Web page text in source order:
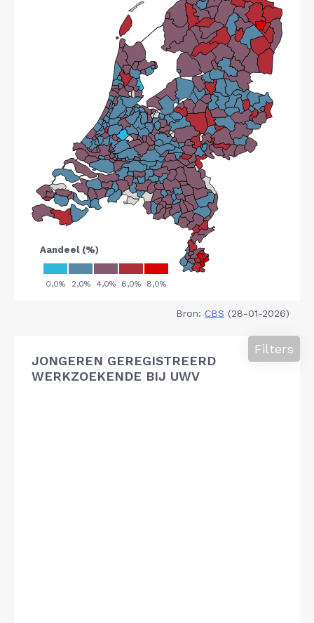
Bron: CBS (28-01-2026)
JONGEREN GEREGISTREERD
WERKZOEKENDE BIJ UWV
Filters